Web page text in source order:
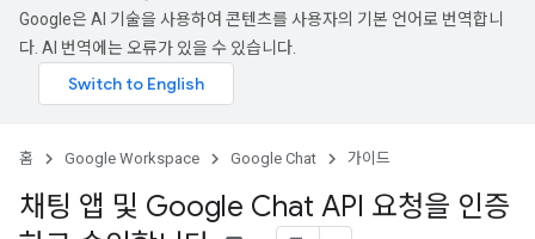
Google은 AI 기술을 사용하여 콘텐츠를 사용자의 기본 언어로 번역합니
다. AI 번역에는 오류가 있을 수 있습니다.
홈 Google Workspace Google Chat 가이드
채팅 앱 및 Google Chat API 요청을 인증